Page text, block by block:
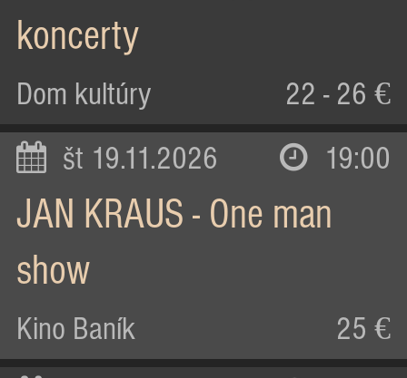
koncerty
Dom kultúry 22 - 26 €
št 19.11.2026 19:00
JAN KRAUS - One man
show
Kino Baník 25 €